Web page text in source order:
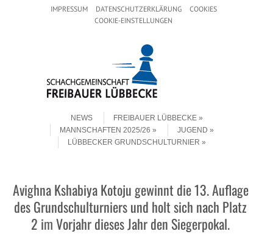
IMPRESSUM DATENSCHUTZERKLÄRUNG
COOKIES
COOKIE-EINSTELLUNGEN
NEWS
FREIBAUER LÜBBECKE
MANNSCHAFTEN 2025/26
JUGEND
LÜBBECKER GRUNDSCHULTURNIER
Avighna Kshabiya Kotoju gewinnt die 13. Auflage
des Grundschulturniers und holt sich nach Platz
2 im Vorjahr dieses Jahr den Siegerpokal.